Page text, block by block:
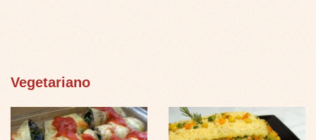
Vegetariano